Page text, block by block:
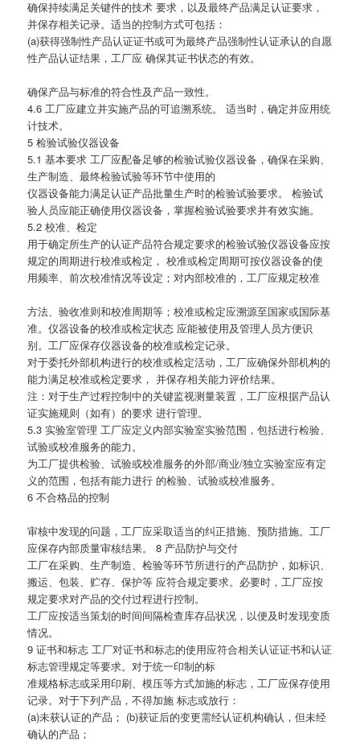
确保持续满足关键件的技术 要求，以及最终产品满足认证要求，
并保存相关记录。适当的控制方式可包括：
(a)获得强制性产品认证证书或可为最终产品强制性认证承认的自愿
性产品认证结果，工厂应 确保其证书状态的有效。
确保产品与标准的符合性及产品一致性。
4.6 工厂应建立并实施产品的可追溯系统。 适当时，确定并应用统
计技术。
5 检验试验仪器设备
5.1 基本要求 工厂应配备足够的检验试验仪器设备，确保在采购、
生产制造、最终检验试验等环节中使用的
仪器设备能力满足认证产品批量生产时的检验试验要求。 检验试
验人员应能正确使用仪器设备，掌握检验试验要求并有效实施。
5.2 校准、检定
用于确定所生产的认证产品符合规定要求的检验试验仪器设备应按
规定的周期进行校准或检定， 校准或检定周期可按仪器设备的使
用频率、前次校准情况等设定；对内部校准的，工厂应规定校准
方法、验收准则和校准周期等；校准或检定应溯源至国家或国际基
准。仪器设备的校准或检定状态 应能被使用及管理人员方便识
别。工厂应保存仪器设备的校准或检定记录。
对于委托外部机构进行的校准或检定活动，工厂应确保外部机构的
能力满足校准或检定要求， 并保存相关能力评价结果。
注：对于生产过程控制中的关键监视测量装置，工厂应根据产品认
证实施规则（如有）的要求 进行管理。
5.3 实验室管理 工厂应定义内部实验室实验范围，包括进行检验、
试验或校准服务的能力。
为工厂提供检验、试验或校准服务的外部/商业/独立实验室应有定
义的范围，包括有能力进行 的检验、试验或校准服务。
6 不合格品的控制
审核中发现的问题，工厂应采取适当的纠正措施、预防措施。工厂
应保存内部质量审核结果。 8 产品防护与交付
工厂在采购、生产制造、检验等环节所进行的产品防护，如标识、
搬运、包装、贮存、保护等 应符合规定要求。必要时，工厂应按
规定要求对产品的交付过程进行控制。
工厂应按适当策划的时间间隔检查库存品状况，以便及时发现变质
情况。
9 证书和标志 工厂对证书和标志的使用应符合相关认证证书和认证
标志管理规定等要求。对于统一印制的标
准规格标志或采用印刷、模压等方式加施的标志，工厂应保存使用
记录。对于下列产品，不得加施 标志或放行：
(a)未获认证的产品； (b)获证后的变更需经认证机构确认，但未经
确认的产品；